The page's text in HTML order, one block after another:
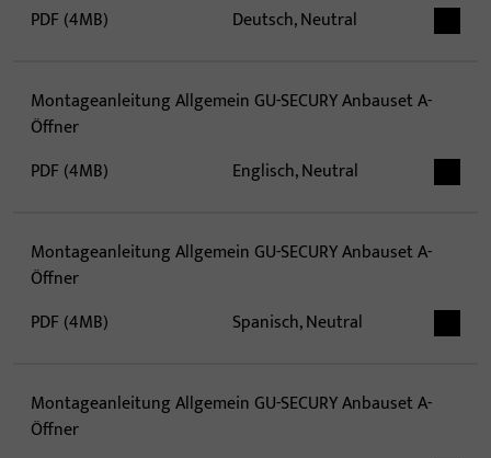
PDF (4MB)
Deutsch, Neutral
Montageanleitung Allgemein GU-SECURY Anbauset A-
Öffner
PDF (4MB)
Englisch, Neutral
Montageanleitung Allgemein GU-SECURY Anbauset A-
Öffner
PDF (4MB)
Spanisch, Neutral
Montageanleitung Allgemein GU-SECURY Anbauset A-
Öffner